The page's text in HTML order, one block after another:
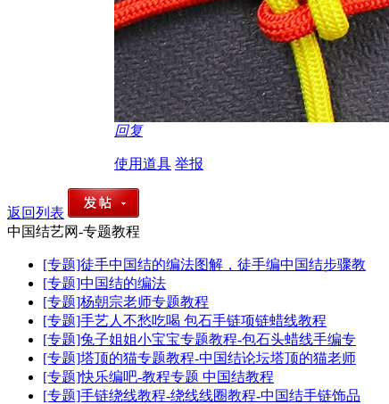
回复
使用道具 举报
返回列表
中国结艺网-专题教程
[专题]徒手中国结的编法图解，徒手编中国结步骤教
[专题]中国结的编法
[专题]杨朝宗老师专题教程
[专题]手艺人不愁吃喝 包石手链项链蜡线教程
[专题]兔子姐姐小宝宝专题教程-包石头蜡线手编专
[专题]塔顶的猫专题教程-中国结论坛塔顶的猫老师
[专题]快乐编吧-教程专题 中国结教程
[专题]手链绕线教程-绕线线圈教程-中国结手链饰品